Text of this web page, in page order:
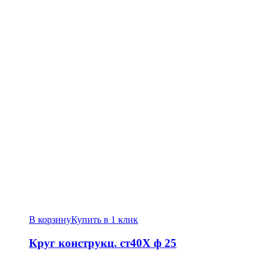
В корзинуКупить в 1 клик
Круг конструкц. ст40Х ф 25